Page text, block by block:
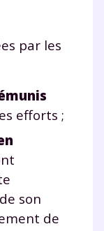
par les
efforts ;
son
de
utilisée pour
vous
de
Pour
vous pouvez